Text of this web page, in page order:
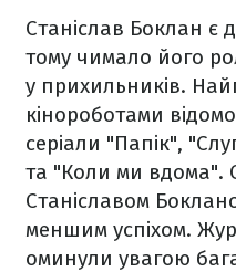
Станіслав Боклан
тому чимало його
у прихильників.
кінороботами
серіали "Папік",
та "Коли ми вдома".
Станіславом
меншим успіхом.
оминули увагою